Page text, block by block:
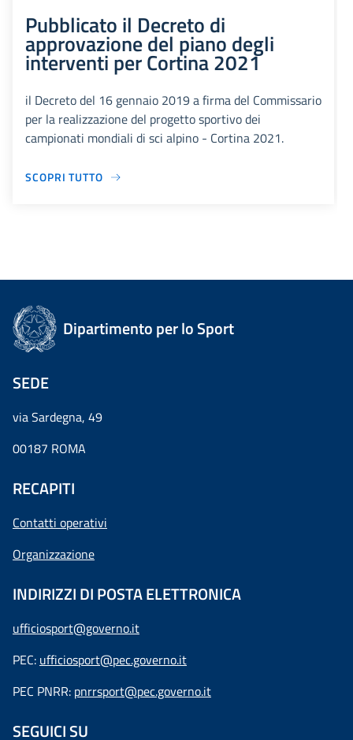
Pubblicato il Decreto di
approvazione del piano degli
interventi per Cortina 2021
il Decreto del 16 gennaio 2019 a firma del Commissario
per la realizzazione del progetto sportivo dei
campionati mondiali di sci alpino - Cortina 2021.
SCOPRI TUTTO
Dipartimento per lo Sport
SEDE
via Sardegna, 49
00187 ROMA
RECAPITI
Contatti operativi
Organizzazione
INDIRIZZI DI POSTA ELETTRONICA
ufficiosport@governo.it
PEC: ufficiosport@pec.governo.it
PEC PNRR: pnrrsport@pec.governo.it
SEGUICI SU